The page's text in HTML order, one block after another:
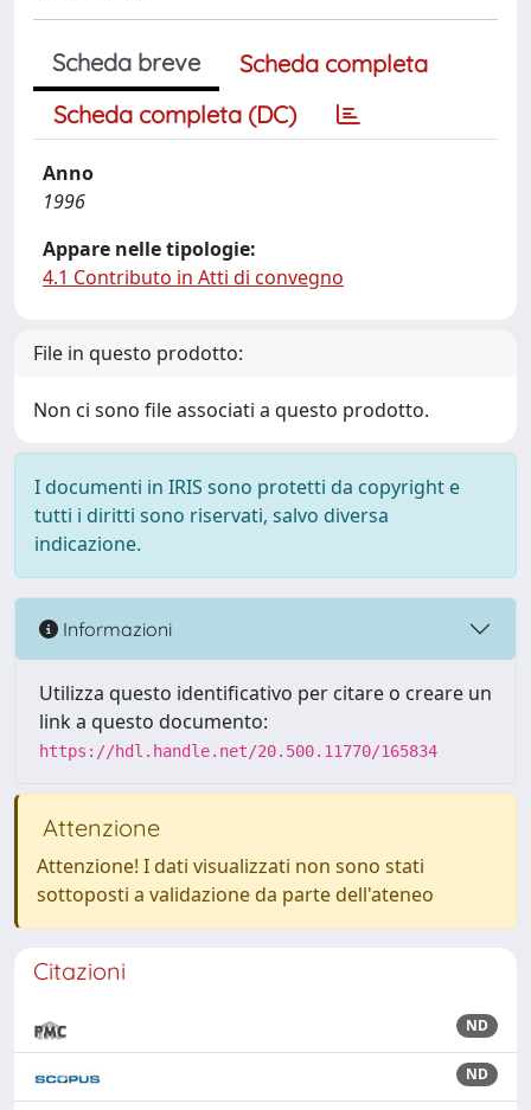
Scheda breve
Scheda completa
Scheda completa (DC)
Anno
1996
Appare nelle tipologie:
4.1 Contributo in Atti di convegno
File in questo prodotto:
Non ci sono file associati a questo prodotto.
I documenti in IRIS sono protetti da copyright e
tutti i diritti sono riservati, salvo diversa
indicazione.
Informazioni
Utilizza questo identificativo per citare o creare un
link a questo documento:
https://hdl.handle.net/20.500.11770/165834
Attenzione
Attenzione! I dati visualizzati non sono stati
sottoposti a validazione da parte dell'ateneo
Citazioni
ND
ND